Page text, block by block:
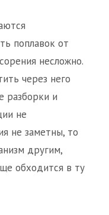
поплавок от
несложно.
через него
разборки и
не
не заметны, то
другим,
обходится в ту